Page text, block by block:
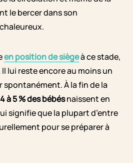
le bercer dans son
en position de siègeà ce stade,
lui reste encore au moins un
À la fin de la
à 5 % des bébésnaissent en
signifie que la plupart d’entre
pour se préparer à